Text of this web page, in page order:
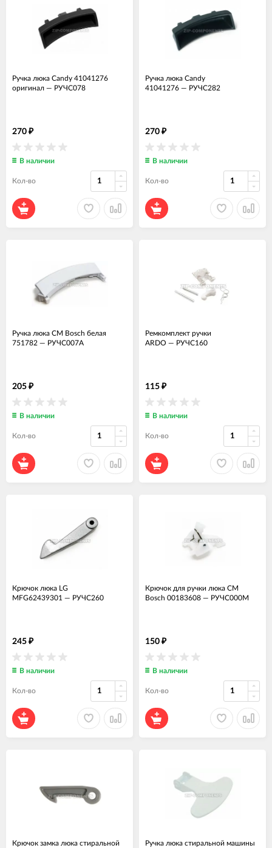
Ручка люка Candy 41041276
оригинал — РУЧС078
270 ₽
В наличии
Кол-во
Ручка люка Candy
41041276 — РУЧС282
270 ₽
В наличии
Кол-во
Ручка люка СМ Bosch белая
751782 — РУЧС007А
205 ₽
В наличии
Кол-во
Ремкомплект ручки
ARDO — РУЧС160
115 ₽
В наличии
Кол-во
Крючок люка LG
MFG62439301 — РУЧС260
245 ₽
В наличии
Кол-во
Крючок для ручки люка СМ
Bosch 00183608 — РУЧС000М
150 ₽
В наличии
Кол-во
Крючок замка люка стиральной
Ручка люка стиральной машины